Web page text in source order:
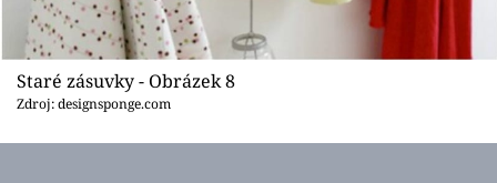
Staré zásuvky - Obrázek 8
Zdroj: designsponge.com